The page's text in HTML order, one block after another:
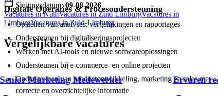
Digitale Operaties & Procesondersteuning
Opstellen van analyses, vergelijkingen en rapportages
Ondersteunen bij digitaliseringsprojecten
Werken met AI-tools en nieuwe softwareoplossingen
Ondersteunen bij e-commerce- en online projecten
Ondersteunen van productontwikkeling, marketing en sales met
correcte en overzichtelijke informatie
Sluitingsdatum:09-08-2026
Vacatures in NuthVacatures in Zuid LimburgVacatures in
LimburgVacatures in Zuid-Limburg
Vergelijkbare vacatures
Senior Marketing Medewerker Ervaren